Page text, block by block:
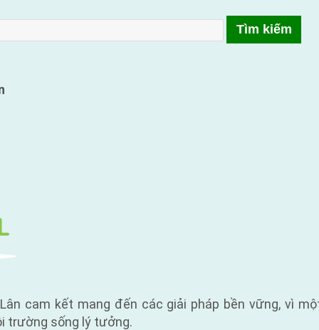
cam kết mang đến các giải pháp bền vững, vì
trường sống lý tưởng.